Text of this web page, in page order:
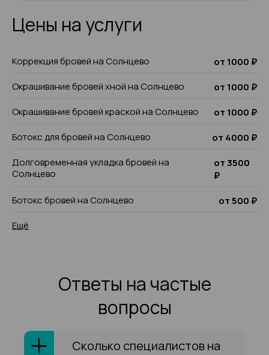
Цены на услуги
Коррекция бровей на Солнцево
от 1000 ₽
Окрашивание бровей хной на Солнцево
от 1000 ₽
Окрашивание бровей краской на Солнцево
от 1000 ₽
Ботокс для бровей на Солнцево
от 4000 ₽
Долговременная укладка бровей на
Солнцево
от 3500
₽
Ботокс бровей на Солнцево
от 500 ₽
Ещё
Ответы на частые
вопросы
Сколько специалистов на